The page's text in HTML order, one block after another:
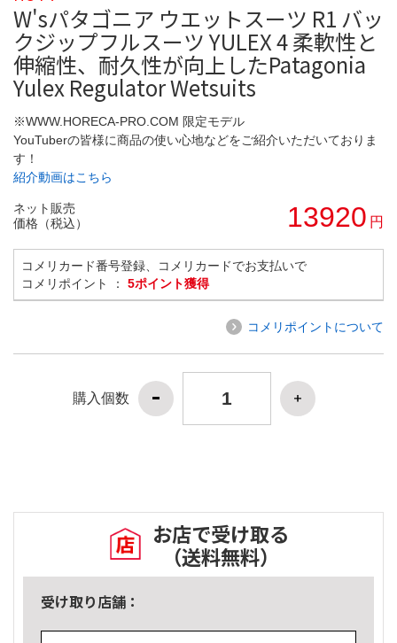
W'sパタゴニア ウエットスーツ R1 バッ
クジップフルスーツ YULEX 4 柔軟性と
伸縮性、耐久性が向上したPatagonia
Yulex Regulator Wetsuits
※WWW.HORECA-PRO.COM 限定モデル
YouTuberの皆様に商品の使い心地などをご紹介いただいておりま
す！
紹介動画はこちら
ネット販売
価格（税込）
13920 円
コメリカード番号登録、コメリカードでお支払いで
コメリポイント ： 5ポイント獲得
コメリポイントについて
購入個数
お店で受け取る
（送料無料）
受け取り店舗：